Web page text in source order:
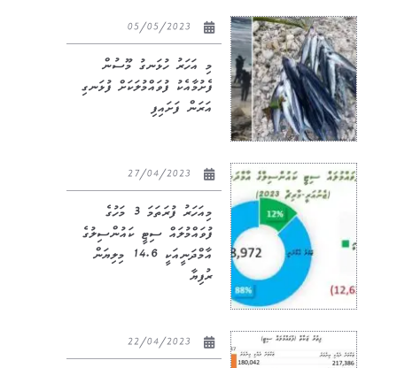
މި އަހަރު ހުޅަނގު މޫސުން
ފެށުމާއެކު ފުވައްމުލަކަށް ފުޅަނގި
އަރަން ފަށައިފި
މިއަހަރު ފުރަތަމަ 3 މަހުގެ
ފުވައްމުލައް ސިޓީ ކައުންސިލުގެ
އާމްދަނީއަކީ 14.6 މިލިޔަން
ރުފިޔާ